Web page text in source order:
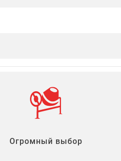
Огромный выбор